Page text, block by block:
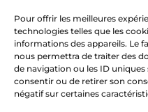
Pour offrir les meilleures
technologies telles que les
informations des appareils. Le
nous permettra de traiter des
de navigation ou les ID uniques
consentir ou de retirer son
négatif sur certaines